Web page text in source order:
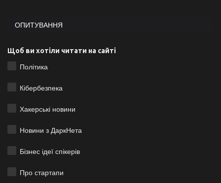
ОПИТУВАННЯ
Щоб ви хотіли читати на сайті
Політика
Кібербезпека
Хакерські новини
Новини з ДаркНета
Бізнес ідеї спікерів
Про стартапи